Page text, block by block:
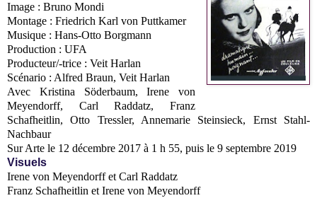
Image : Bruno Mondi
Montage : Friedrich Karl von Puttkamer
Musique : Hans-Otto Borgmann
Production : UFA
Producteur/-trice : Veit Harlan
Scénario : Alfred Braun, Veit Harlan
Avec Kristina Söderbaum, Irene von
Meyendorff, Carl Raddatz, Franz
Schafheitlin, Otto Tressler, Annemarie Steinsieck, Ernst Stahl-
Nachbaur
Sur Arte le 12 décembre 2017 à 1 h 55, puis le 9 septembre 2019
Visuels
Irene von Meyendorff et Carl Raddatz
Franz Schafheitlin et Irene von Meyendorff